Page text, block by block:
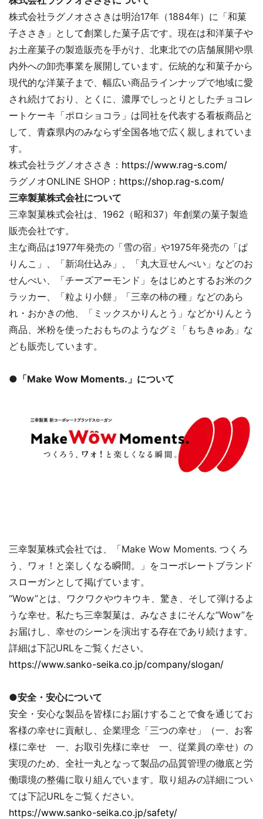
株式会社ラグノオささきは明治17年（1884年）に「和菓
子ささき」として創業した菓子店です。現在は和洋菓子や
お土産菓子の製造販売を手がけ、北東北での店舗展開や県
内外への卸売事業を展開しています。伝統的な和菓子から
現代的な洋菓子まで、幅広い商品ラインナップで地域に愛
され続けており、とくに、濃厚でしっとりとしたチョコレ
ートケーキ「ポロショコラ」は同社を代表する看板商品と
して、青森県内のみならず全国各地で広く親しまれていま
す。
株式会社ラグノオささき： https://www.rag-s.com/
ラグノオONLINE SHOP： https://shop.rag-s.com/
三幸製菓株式会社について
三幸製菓株式会社は、1962（昭和37）年創業の菓子製造
販売会社です。
主な商品は1977年発売の「雪の宿」や1975年発売の「ぱ
りんこ」、「新潟仕込み」、「丸大豆せんべい」などのお
せんべい、「チーズアーモンド」をはじめとするお米のク
ラッカー、「粒より小餅」「三幸の柿の種」などのあら
れ・おかきの他、「ミックスかりんとう」などかりんとう
商品、米粉を使ったおもちのようなグミ「もちきゅあ」な
ども販売しています。
● 「Make Wow Moments.」について
三幸製菓株式会社では、「Make Wow Moments. つくろ
う、ワォ！と楽しくなる瞬間。」をコーポレートブランド
スローガンとして掲げています。
“Wow”とは、ワクワクやウキウキ、驚き、そして弾けるよ
うな幸せ。私たち三幸製菓は、みなさまにそんな“Wow”を
お届けし、幸せのシーンを演出する存在であり続けます。
詳細は下記URLをご覧ください。
https://www.sanko-seika.co.jp/company/slogan/
●安全・安心について
安全・安心な製品を皆様にお届けすることで食を通じてお
客様の幸せに貢献し、企業理念「三つの幸せ」（一、お客
様に幸せ 一、お取引先様に幸せ 一、従業員の幸せ）の
実現のため、全社一丸となって製品の品質管理の徹底と労
働環境の整備に取り組んでいます。取り組みの詳細につい
ては下記URLをご覧ください。
https://www.sanko-seika.co.jp/safety/